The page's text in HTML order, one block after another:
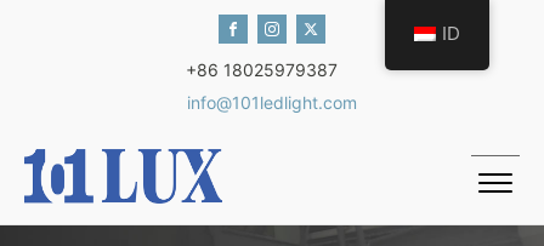
+86 18025979387
info@101ledlight.com
ID